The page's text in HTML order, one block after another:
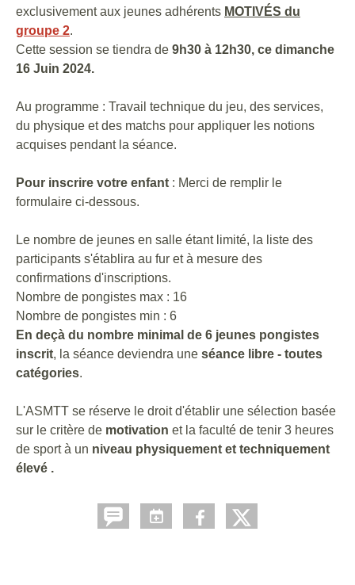
exclusivement aux jeunes adhérents MOTIVÉS du
groupe 2.
Cette session se tiendra de 9h30 à 12h30, ce dimanche
16 Juin 2024.
Au programme : Travail technique du jeu, des services,
du physique et des matchs pour appliquer les notions
acquises pendant la séance.
Pour inscrire votre enfant : Merci de remplir le
formulaire ci-dessous.
Le nombre de jeunes en salle étant limité, la liste des
participants s'établira au fur et à mesure des
confirmations d'inscriptions.
Nombre de pongistes max : 16
Nombre de pongistes min : 6
En deçà du nombre minimal de 6 jeunes pongistes
inscrit, la séance deviendra une séance libre - toutes
catégories.
L'ASMTT se réserve le droit d'établir une sélection basée
sur le critère de motivation et la faculté de tenir 3 heures
de sport à un niveau physiquement et techniquement
élevé .